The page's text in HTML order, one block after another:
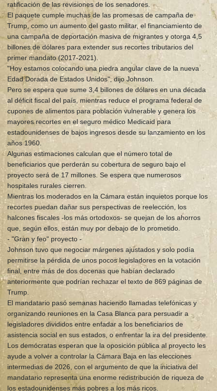
ratificación de las revisiones de los senadores.
El paquete cumple muchas de las promesas de campaña de
Trump, como un aumento del gasto militar, el financiamiento de
una campaña de deportación masiva de migrantes y otorga 4,5
billones de dólares para extender sus recortes tributarios del
primer mandato (2017-2021).
"Hoy estamos colocando una piedra angular clave de la nueva
Edad Dorada de Estados Unidos", dijo Johnson.
Pero se espera que sume 3,4 billones de dólares en una década
al déficit fiscal del país, mientras reduce el programa federal de
cupones de alimentos para población vulnerable y genera los
mayores recortes en el seguro médico Medicaid para
estadounidenses de bajos ingresos desde su lanzamiento en los
años 1960.
Algunas estimaciones calculan que el número total de
beneficiarios que perderán su cobertura de seguro bajo el
proyecto será de 17 millones. Se espera que numerosos
hospitales rurales cierren.
Mientras los moderados en la Cámara están inquietos porque los
recortes puedan dañar sus perspectivas de reelección, los
halcones fiscales -los más ortodoxos- se quejan de los ahorros
que, según ellos, están muy por debajo de lo prometido.
- "Gran y feo" proyecto -
Johnson tuvo que negociar márgenes ajustados y solo podía
permitirse la pérdida de unos pocos legisladores en la votación
final, entre más de dos docenas que habían declarado
anteriormente que podrían rechazar el texto de 869 páginas de
Trump.
El mandatario pasó semanas haciendo llamadas telefónicas y
organizando reuniones en la Casa Blanca para persuadir a
legisladores divididos entre enfadar a los beneficiarios de
asistencia social en sus estados, o enfrentar la ira del presidente.
Los demócratas esperan que la oposición pública al proyecto les
ayude a volver a controlar la Cámara Baja en las elecciones
intermedias de 2026, con el argumento de que la iniciativa del
mandatario representa una enorme redistribución de riqueza de
los estadounidenses más pobres a los más ricos.